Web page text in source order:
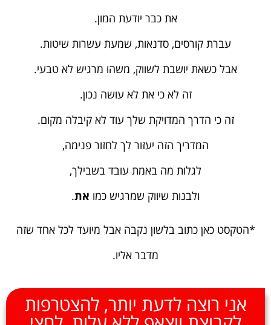
עבורך
עסקי
את כבר יודעת המון.
עברת קורסים, סדנאות, שמעת עשרות שיטות.
אבל כשאת יושבת לשווק, משהו מרגיש לא טבעי.
זה לא כי את לא עושה נכון.
זה כי הדרך המדויקת שלך עוד לא קיבלה מקום.
המדריך הזה יעזור לך לחזור פנימה,
לגלות מה באמת עובד בשבילך,
ולבנות שיווק שמרגיש כמו את.
*הטקסט כאן כתוב בלשון נקבה אבל מיועד לכל אחד שזה
מדבר אליו.
אני רוצה לדעת יותר, להצטרפות